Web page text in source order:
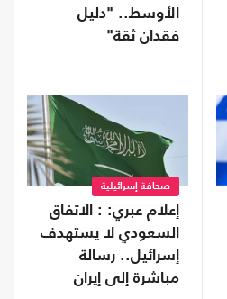
الأوسط.. "دليل
فقدان ثقة"
صحافة إسرائيلية
إعلام عبري: : الاتفاق
السعودي لا يستهدف
إسرائيل.. رسالة
مباشرة إلى إيران